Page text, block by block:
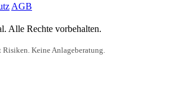
AGB
Alle Rechte vorbehalten.
Keine Anlageberatung.